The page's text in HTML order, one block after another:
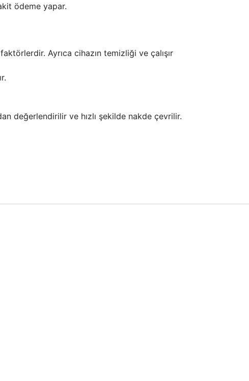
ödeme yapar.
Ayrıca cihazın temizliği ve çalışır
değerlendirilir ve hızlı şekilde nakde çevrilir.